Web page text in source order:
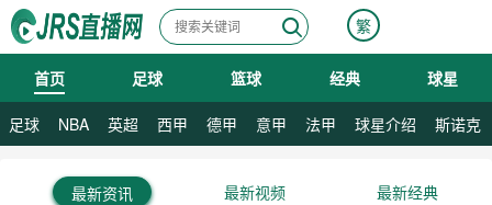
繁
首页 足球 篮球 经典 球星
足球 NBA 英超 西甲 德甲 意甲 法甲 球星介绍 斯诺克
最新资讯 最新视频 最新经典
08月07日 星期五